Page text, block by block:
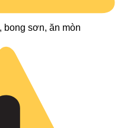
bong sơn, ăn mòn